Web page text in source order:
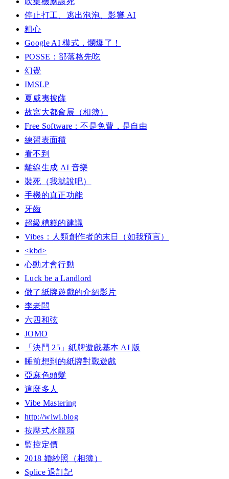
停止打工、逃出泡泡、影響 AI
粗心
Google AI 模式，爛爆了！
POSSE：部落格先吃
幻覺
IMSLP
夏威夷披薩
故宮大都會展（相簿）
Free Software：不是免費，是自由
練習表面積
看不到
離線生成 AI 音樂
裝死（我就說吧）
手機的真正功能
牙齒
超級糟糕的建議
Vibes：人類創作者的末日（如我預言）
<kbd>
心動才會行動
Luck be a Landlord
做了紙牌遊戲的介紹影片
李老闆
六四和弦
JOMO
「決鬥 25」紙牌遊戲基本 AI 版
睡前想到的紙牌對戰遊戲
亞麻色頭髮
這麼多人
Vibe Mastering
http://wiwi.blog
按壓式水龍頭
監控定價
2018 婚紗照（相簿）
Splice 退訂記